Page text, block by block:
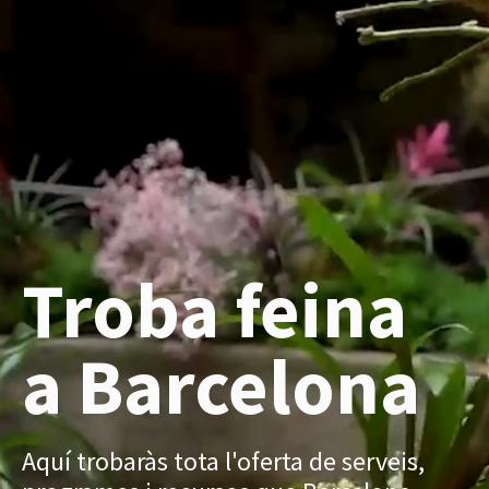
Troba feina
a Barcelona
Aquí trobaràs tota l'oferta de serveis,